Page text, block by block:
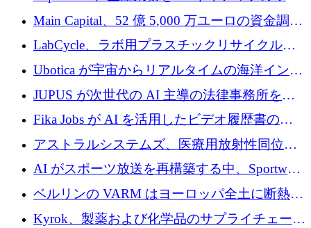
クフロー層に変えるために 260 万ドルを確保
Main Capital、52 億 5,000 万ユーロの資金調達
でエンタープライズ ソフトウェアの開発を倍
LabCycle、ラボ用プラスチックリサイクルシ
ステムを商業化し、焼却廃棄物を削減するた
めに43万ポンドを確保
Ubotica が宇宙からリアルタイムの海洋インテ
リジェンスを拡張するために 1,100 万ドルを
JUPUS が次世代の AI 主導の法律事務所を強
化するために 1,300 万ユーロを調達
Fika Jobs が AI を活用したビデオ履歴書のた
めに 400 万ドルを調達
アストラルシステムズ、医療用放射性同位元
素の世界的な不足に対処するために2,300万ポ
ンドを調達
AI がスポーツ放送を再構築する中、Sportway
が 2,000 万ユーロを調達
ベルリンの VARM はヨーロッパ全土に断熱材
を拡張するために 1,750 万ユーロを投資
Kyrok、製薬および化学品のサプライチェーン